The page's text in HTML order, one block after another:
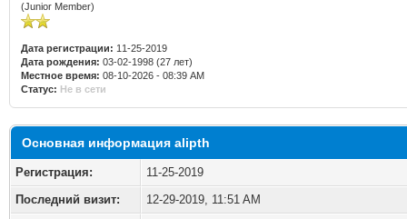
(Junior Member)
Дата регистрации: 11-25-2019
Дата рождения: 03-02-1998 (27 лет)
Местное время: 08-10-2026 - 08:39 AM
Статус: Не в сети
Основная информация alipth
Регистрация:
11-25-2019
Последний визит:
12-29-2019, 11:51 AM